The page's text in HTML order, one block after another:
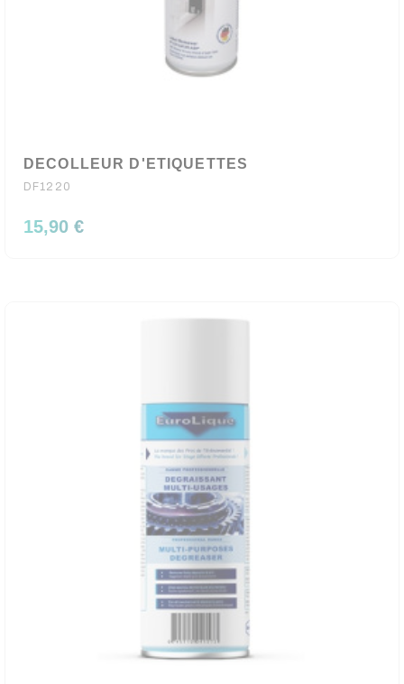
DECOLLEUR D'ETIQUETTES
DF1220
15,90 €